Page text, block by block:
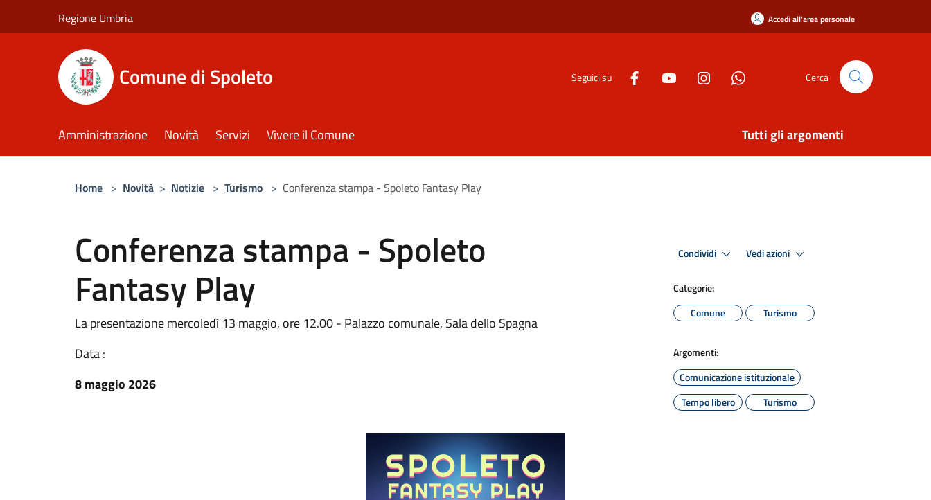
Regione Umbria Accedi all'area personale
Comune di Spoleto Seguici su Cerca
Amministrazione Novità Servizi Vivere il Comune Tutti gli argomenti
Home > Novità > Notizie > Turismo > Conferenza stampa - Spoleto Fantasy Play
Conferenza stampa - Spoleto
Fantasy Play
La presentazione mercoledì 13 maggio, ore 12.00 - Palazzo comunale, Sala dello Spagna
Data :
8 maggio 2026
Condividi Vedi azioni
Categorie:
Comune
Turismo
Argomenti:
Comunicazione istituzionale
Tempo libero
Turismo